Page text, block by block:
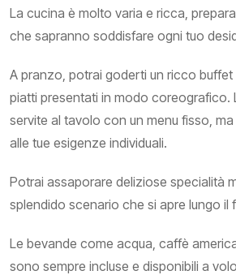
La cucina è molto varia e ricca,
che sapranno soddisfare ogni tuo
A pranzo, potrai goderti un ricco buffet
piatti presentati in modo coreografico.
servite al tavolo con un menu fisso,
alle tue esigenze individuali.
Potrai assaporare deliziose specialità
splendido scenario che si apre lungo il
Le bevande come acqua, caffè
sono sempre incluse e disponibili a